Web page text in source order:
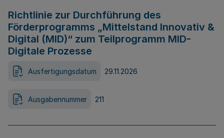
Richtlinie zur Durchführung des
Förderprogramms „Mittelstand Innovativ &
Digital (MID)“ zum Teilprogramm MID-
Digitale Prozesse
Ausfertigungsdatum 29.11.2026
Ausgabennummer 211